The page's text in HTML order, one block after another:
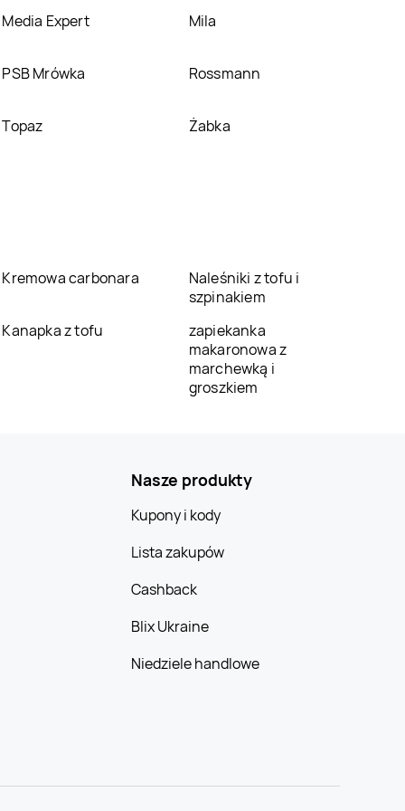
Media Expert Mila
PSB Mrówka Rossmann
Topaz Żabka
Kremowa carbonara
Naleśniki z tofu i
szpinakiem
Kanapka z tofu
zapiekanka
makaronowa z
marchewką i
groszkiem
Nasze produkty
Kupony i kody
Lista zakupów
Cashback
Blix Ukraine
Niedziele handlowe